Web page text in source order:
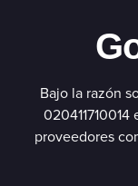
Bajo la razón
proveedores